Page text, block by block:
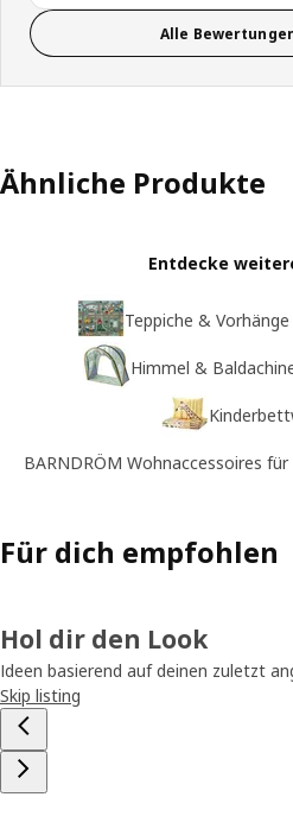
Alle
Ähnliche Produkte
Entdecke
Teppiche &
Himmel &
BARNDRÖM Wohnaccessoires für
Für dich empfohlen
Hol dir den Look
Ideen basierend auf deinen zuletzt
Skip listing